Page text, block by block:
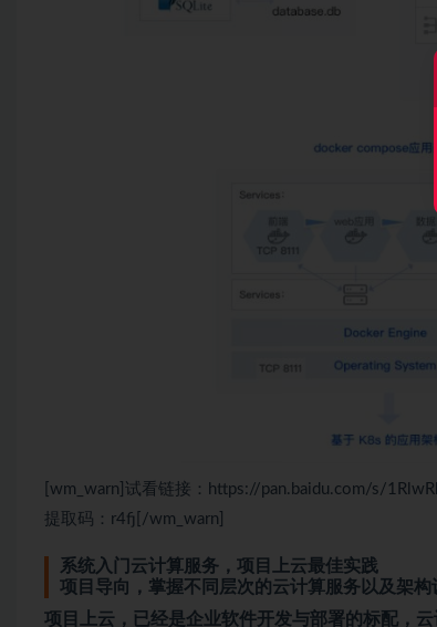
[wm_warn]试看链接：https://pan.baidu.com/s/
提取码：r4fj[/wm_warn]
系统入门云计算服务，项目上云最佳实践
项目导向，掌握不同层次的云计算服务以及架构
项目上云，已经是企业软件开发与部署的标配，